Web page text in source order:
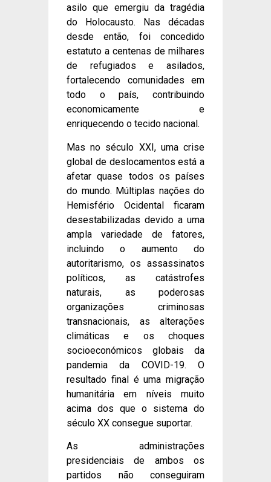
asilo que emergiu da tragédia
do Holocausto. Nas décadas
desde então, foi concedido
estatuto a centenas de milhares
de refugiados e asilados,
fortalecendo comunidades em
todo o país, contribuindo
economicamente e
enriquecendo o tecido nacional.
Mas no século XXI, uma crise
global de deslocamentos está a
afetar quase todos os países
do mundo. Múltiplas nações do
Hemisfério Ocidental ficaram
desestabilizadas devido a uma
ampla variedade de fatores,
incluindo o aumento do
autoritarismo, os assassinatos
políticos, as catástrofes
naturais, as poderosas
organizações criminosas
transnacionais, as alterações
climáticas e os choques
socioeconómicos globais da
pandemia da COVID-19. O
resultado final é uma migração
humanitária em níveis muito
acima dos que o sistema do
século XX consegue suportar.
As administrações
presidenciais de ambos os
partidos não conseguiram